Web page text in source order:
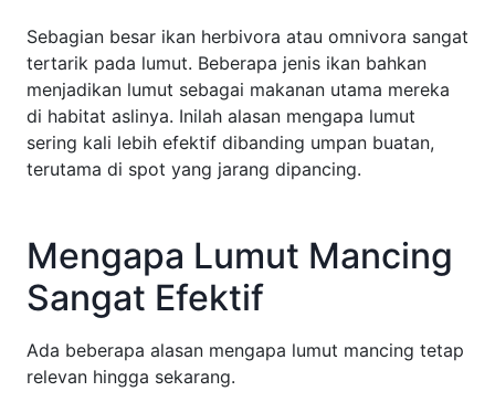
Sebagian besar ikan herbivora atau omnivora sangat
tertarik pada lumut. Beberapa jenis ikan bahkan
menjadikan lumut sebagai makanan utama mereka
di habitat aslinya. Inilah alasan mengapa lumut
sering kali lebih efektif dibanding umpan buatan,
terutama di spot yang jarang dipancing.
Mengapa Lumut Mancing
Sangat Efektif
Ada beberapa alasan mengapa lumut mancing tetap
relevan hingga sekarang.